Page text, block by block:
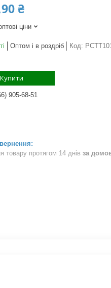
₴
ціни
Оптом і в роздріб Код:
Купити
905-68-51
товару протягом 14 днів за